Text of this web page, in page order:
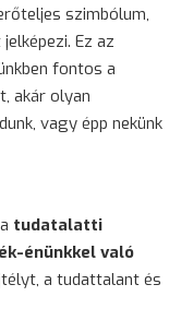
szimbólum,
Ez az
fontos a
akár olyan
vagy épp nekünk
tudatalatti
énünkkel való
a tudattalant és